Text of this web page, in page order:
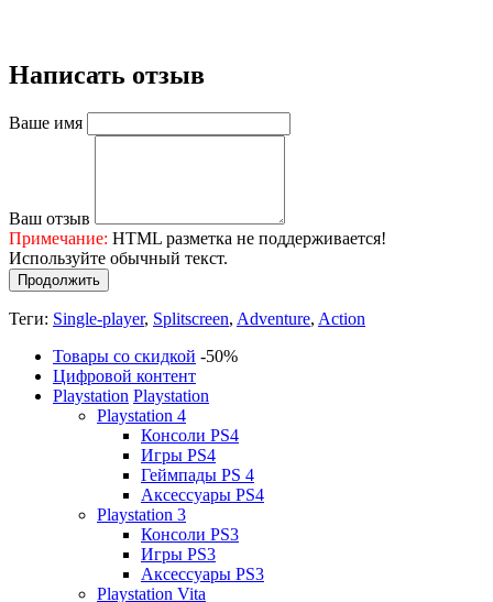
Написать отзыв
Ваше имя
Ваш отзыв
Примечание: HTML разметка не поддерживается!
Используйте обычный текст.
Продолжить
Теги: Single-player, Splitscreen, Adventure, Action
Товары со скидкой -50%
Цифровой контент
Playstation Playstation
Playstation 4
Консоли PS4
Игры PS4
Геймпады PS 4
Аксессуары PS4
Playstation 3
Консоли PS3
Игры PS3
Аксессуары PS3
Playstation Vita